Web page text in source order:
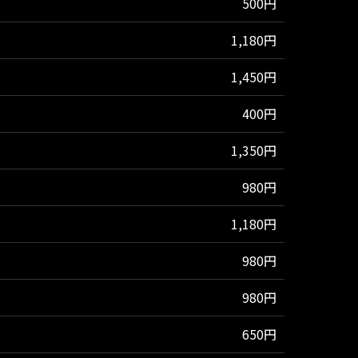
1,180円
1,450円
400円
1,350円
980円
1,180円
980円
980円
650円